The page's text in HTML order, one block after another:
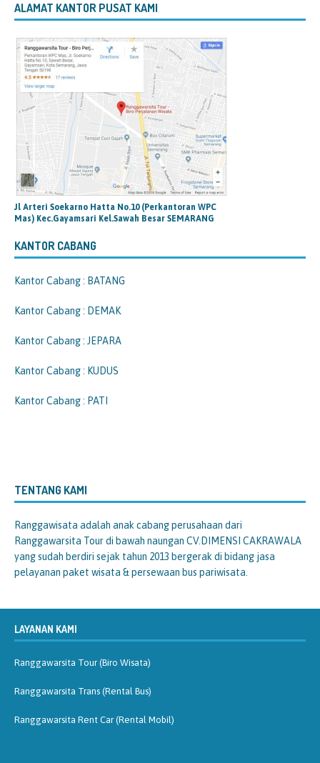
ALAMAT KANTOR PUSAT KAMI
Jl Arteri Soekarno Hatta No.10 (Perkantoran WPC
Mas) Kec.Gayamsari Kel.Sawah Besar SEMARANG
KANTOR CABANG
Kantor Cabang : BATANG
Kantor Cabang : DEMAK
Kantor Cabang : JEPARA
Kantor Cabang : KUDUS
Kantor Cabang : PATI
TENTANG KAMI
Ranggawisata adalah anak cabang perusahaan dari
Ranggawarsita Tour di bawah naungan CV.DIMENSI CAKRAWALA
yang sudah berdiri sejak tahun 2013 bergerak di bidang jasa
pelayanan paket wisata & persewaan bus pariwisata.
LAYANAN KAMI
Ranggawarsita Tour (Biro Wisata)
Ranggawarsita Trans (Rental Bus)
Ranggawarsita Rent Car (Rental Mobil)